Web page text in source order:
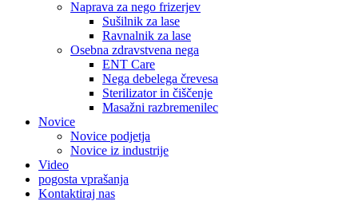
Naprava za nego frizerjev
Sušilnik za lase
Ravnalnik za lase
Osebna zdravstvena nega
ENT Care
Nega debelega črevesa
Sterilizator in čiščenje
Masažni razbremenilec
Novice
Novice podjetja
Novice iz industrije
Video
pogosta vprašanja
Kontaktiraj nas